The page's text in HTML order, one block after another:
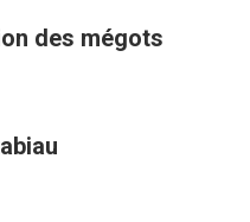
des mégots